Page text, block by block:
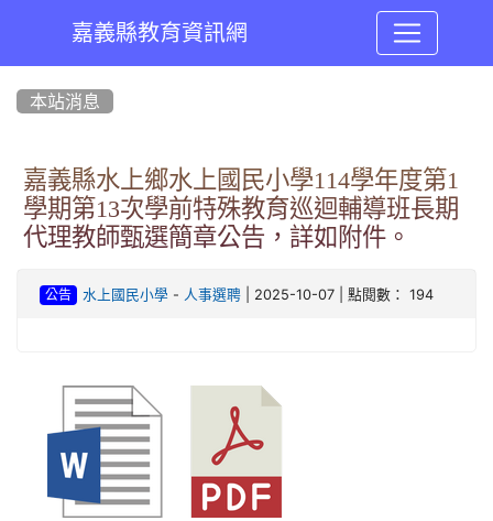
嘉義縣教育資訊網
本站消息
嘉義縣水上鄉水上國民小學114學年度第1
學期第13次學前特殊教育巡迴輔導班長期
代理教師甄選簡章公告，詳如附件。
公告 水上國民小學- 人事選聘| 2025-10-07 | 點閱數： 194